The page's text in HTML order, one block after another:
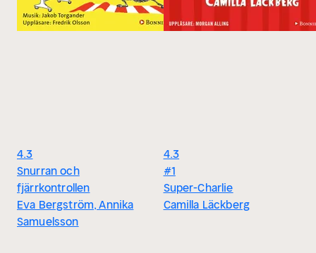
4.3
Snurran och
fjärrkontrollen
Eva Bergström, Annika
Samuelsson
4.3
#1
Super-Charlie
Camilla Läckberg